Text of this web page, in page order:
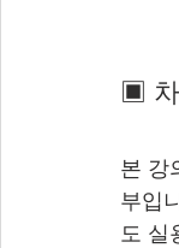
▣
본 강
부입
도 실